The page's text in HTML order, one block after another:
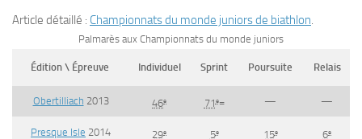
Article détaillé : Championnats du monde juniors de biathlon.
Palmarès aux Championnats du monde juniors
Édition \ Épreuve Individuel Sprint Poursuite Relais
Obertilliach 2013 46e 71e= — —
Presque Isle 2014 29e 5e 15e 6e